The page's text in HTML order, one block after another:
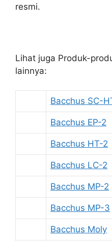
resmi.
Lihat juga Produk-
lainnya:
Bacchus SC-
Bacchus EP-2
Bacchus HT-2
Bacchus LC-2
Bacchus MP-2
Bacchus MP-3
Bacchus Moly